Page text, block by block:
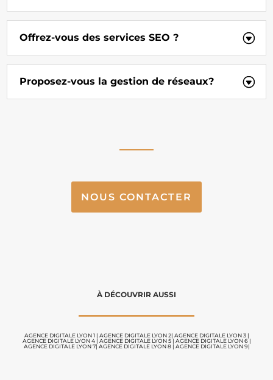
Offrez-vous des services SEO ?
Proposez-vous la gestion de réseaux?
NOUS CONTACTER
À DÉCOUVRIR AUSSI
AGENCE DIGITALE LYON 1| AGENCE DIGITALE LYON 2| AGENCE DIGITALE LYON 3 |
AGENCE DIGITALE LYON 4 | AGENCE DIGITALE LYON 5| AGENCE DIGITALE LYON 6|
AGENCE DIGITALE LYON 7|AGENCE DIGITALE LYON 8| AGENCE DIGITALE LYON 9|